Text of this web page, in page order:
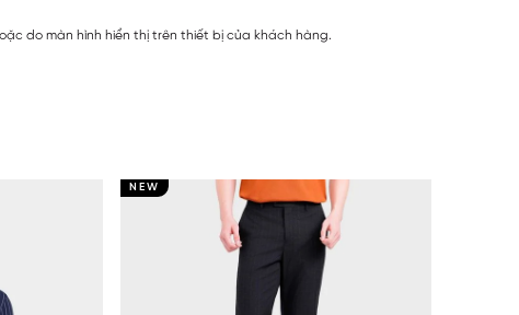
do màn hình hiển thị trên thiết bị của khách hàng.
NEW